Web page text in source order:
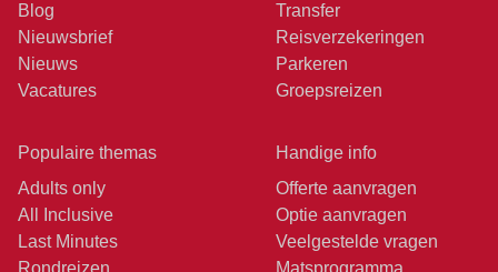
Blog
Nieuwsbrief
Nieuws
Vacatures
Transfer
Reisverzekeringen
Parkeren
Groepsreizen
Populaire themas
Adults only
All Inclusive
Last Minutes
Rondreizen
Handige info
Offerte aanvragen
Optie aanvragen
Veelgestelde vragen
Matsprogramma